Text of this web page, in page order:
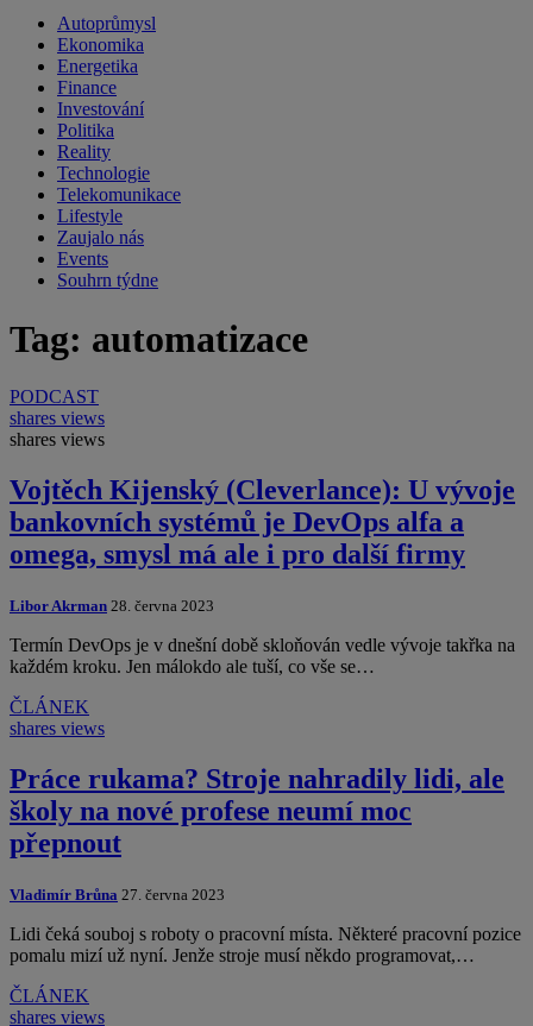
Autoprůmysl
Ekonomika
Energetika
Finance
Investování
Politika
Reality
Technologie
Telekomunikace
Lifestyle
Zaujalo nás
Events
Souhrn týdne
Tag: automatizace
PODCAST
shares views
shares views
Vojtěch Kijenský (Cleverlance): U vývoje
bankovních systémů je DevOps alfa a
omega, smysl má ale i pro další firmy
Libor Akrman 28. června 2023
Termín DevOps je v dnešní době skloňován vedle vývoje takřka na
každém kroku. Jen málokdo ale tuší, co vše se…
ČLÁNEK
shares views
Práce rukama? Stroje nahradily lidi, ale
školy na nové profese neumí moc
přepnout
Vladimír Brůna 27. června 2023
Lidi čeká souboj s roboty o pracovní místa. Některé pracovní pozice
pomalu mizí už nyní. Jenže stroje musí někdo programovat,…
ČLÁNEK
shares views